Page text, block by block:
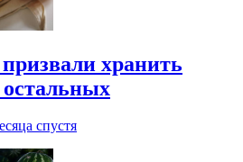
хранить
остальных
спустя